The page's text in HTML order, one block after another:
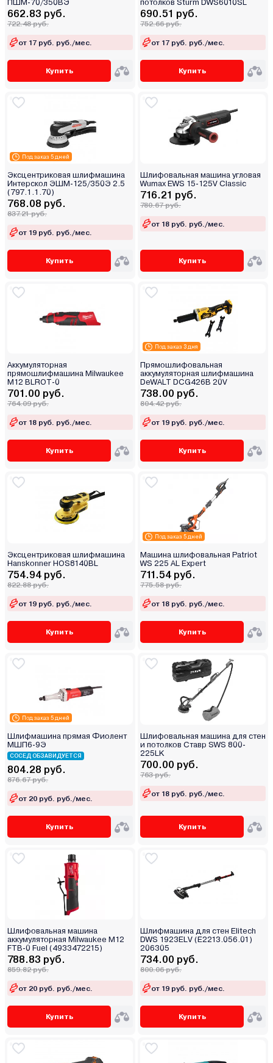
ПШМ-70/350ВЭ
662.83 руб.
722.48 руб.
от 17 руб. руб./мес.
Купить
потолков Sturm DWS6010SL
690.51 руб.
752.66 руб.
от 17 руб. руб./мес.
Купить
Под заказ 5 дней
Эксцентриковая шлифмашина
Интерскол ЭШМ-125/350Э 2.5
(797.1.1.70)
768.08 руб.
837.21 руб.
от 19 руб. руб./мес.
Купить
Шлифовальная машина угловая
Wumax EWS 15-125V Classic
716.21 руб.
780.67 руб.
от 18 руб. руб./мес.
Купить
Аккумуляторная
прямошлифмашина Milwaukee
M12 BLROT-0
701.00 руб.
764.09 руб.
от 18 руб. руб./мес.
Купить
Под заказ 3 дня
Прямошлифовальная
аккумуляторная шлифмашина
DeWALT DCG426B 20V
738.00 руб.
804.42 руб.
от 19 руб. руб./мес.
Купить
Эксцентриковая шлифмашина
Hanskonner HOS8140BL
754.94 руб.
822.88 руб.
от 19 руб. руб./мес.
Купить
Под заказ 5 дней
Машина шлифовальная Patriot
WS 225 AL Expert
711.54 руб.
775.58 руб.
от 18 руб. руб./мес.
Купить
Под заказ 5 дней
Шлифмашина прямая Фиолент
МШП6-9Э
СОСЕД ОБЗАВИДУЕТСЯ
804.28 руб.
876.67 руб.
от 20 руб. руб./мес.
Купить
Шлифовальная машина для стен
и потолков Ставр SWS 800-
225LK
700.00 руб.
763 руб.
от 18 руб. руб./мес.
Купить
Шлифовальная машина
аккумуляторная Milwaukee M12
FTB-0 Fuel (4933472215)
788.83 руб.
859.82 руб.
от 20 руб. руб./мес.
Купить
Шлифмашина для стен Elitech
DWS 1923ELV (E2213.056.01)
206305
734.00 руб.
800.06 руб.
от 19 руб. руб./мес.
Купить